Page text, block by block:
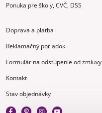
Ponuka pre školy, CVČ, DSS
Doprava a platba
Reklamačný poriadok
Formulár na odstúpenie od zmluvy
Kontakt
Stav objednávky